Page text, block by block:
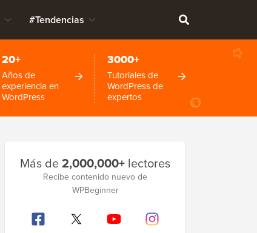
#Tendencias
20+
Años de
experiencia en
WordPress
3000+
Tutoriales de
WordPress de
expertos
lateral
Más de2,000,000+ lectores
Recibe contenido nuevo de
WPBeginner